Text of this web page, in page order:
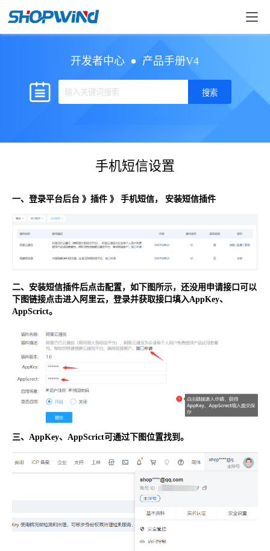
开发者中心 产品手册V4
手机短信设置
一、登录平台后台 》插件 》 手机短信， 安装短信插件
二、安装短信插件后点击配置，如下图所示，还没用申请接口可以
下图链接点击进入阿里云，登录并获取接口填入AppKey、
AppScrict。
三、 AppKey、AppScrict可通过下图位置找到。